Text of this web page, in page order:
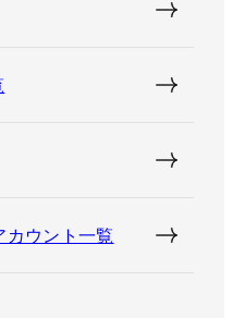
ウント一覧